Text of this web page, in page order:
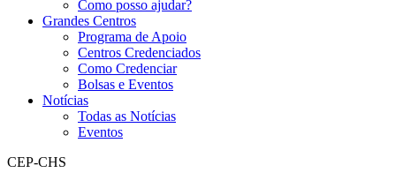
Como posso ajudar?
Grandes Centros
Programa de Apoio
Centros Credenciados
Como Credenciar
Bolsas e Eventos
Notícias
Todas as Notícias
Eventos
CEP-CHS